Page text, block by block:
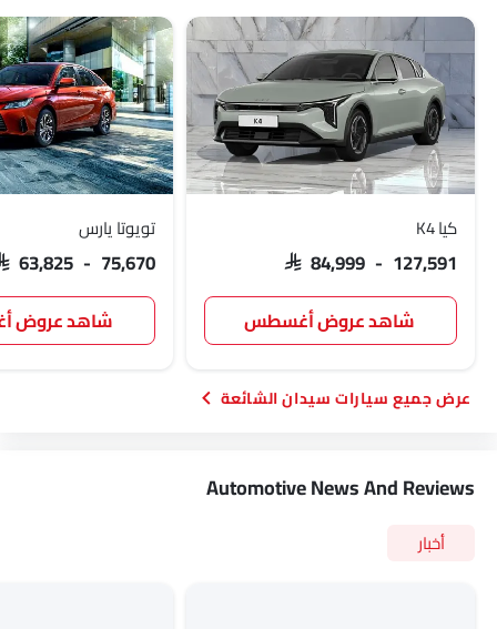
كيا K4
SAR 84,999 - 127,591
شاهد عروض أغسطس
تويوتا يارس
63,825 - 75,670
شاهد عروض
سيارات سيدان الشائعة
Automotive News And Reviews
أخبار